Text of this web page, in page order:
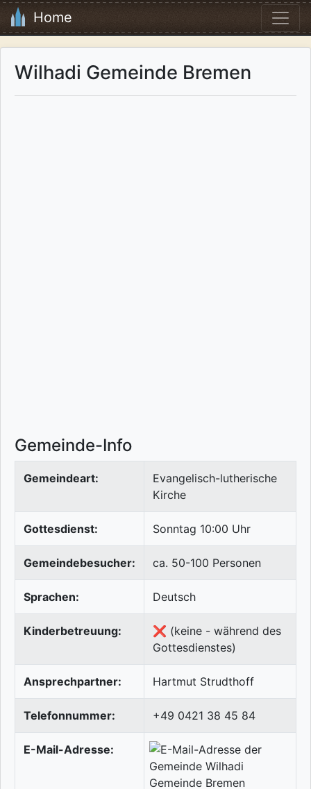
Home
Wilhadi Gemeinde Bremen
Gemeinde-Info
Gemeindeart:
Evangelisch-lutherische
Kirche
Gottesdienst: Sonntag 10:00 Uhr
Gemeindebesucher: ca. 50-100 Personen
Sprachen: Deutsch
Kinderbetreuung:
❌ (keine - während des
Gottesdienstes)
Ansprechpartner: Hartmut Strudthoff
Telefonnummer: +49 0421 38 45 84
E-Mail-Adresse: